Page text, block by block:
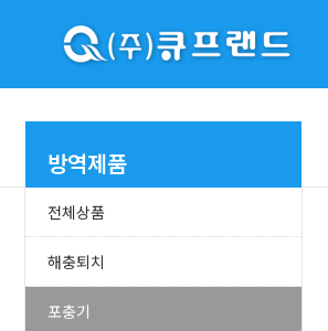
방역제품
전체상품
해충퇴치
포충기